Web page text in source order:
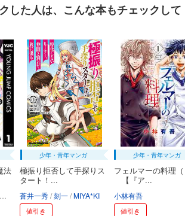
すじを表示する
税込)
カート
試し読み
じを表示する
ダル 87
税込)
カート
試し読み
じを表示する
ダル 88
した人は、こんな本もチェックして
法
山田こたろ
少年・青年マンガ
極振り拒否して手探りス
タート！...
蒼井一秀 刻一 MIYA*KI
値引き
少年・青年マンガ
フェルマーの料理
【『ア...
小林有吾
値引き